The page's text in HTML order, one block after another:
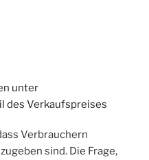
unter
des Verkaufspreises
Verbrauchern
sind. Die Frage,